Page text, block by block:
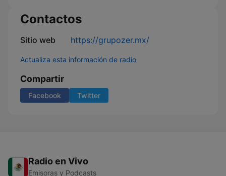
Contactos
Sitio web https://grupozer.mx/
Actualiza esta información de radio
Compartir
Facebook Twitter
Radio en Vivo
Emisoras y Podcasts